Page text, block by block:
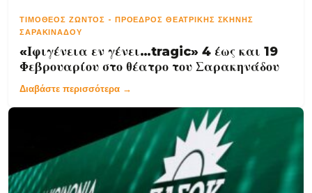
ΤΙΜΌΘΕΟΣ ΖΏΝΤΟΣ - ΠΡΌΕΔΡΟΣ ΘΕΑΤΡΙΚΉΣ ΣΚΗΝΉΣ
ΣΑΡΑΚΙΝΆΔΟΥ
«Ιφιγένεια εν γένει…tragic» 4 έως και 19
Φεβρουαρίου στο θέατρο του Σαρακηνάδου
Διαβάστε περισσότερα →